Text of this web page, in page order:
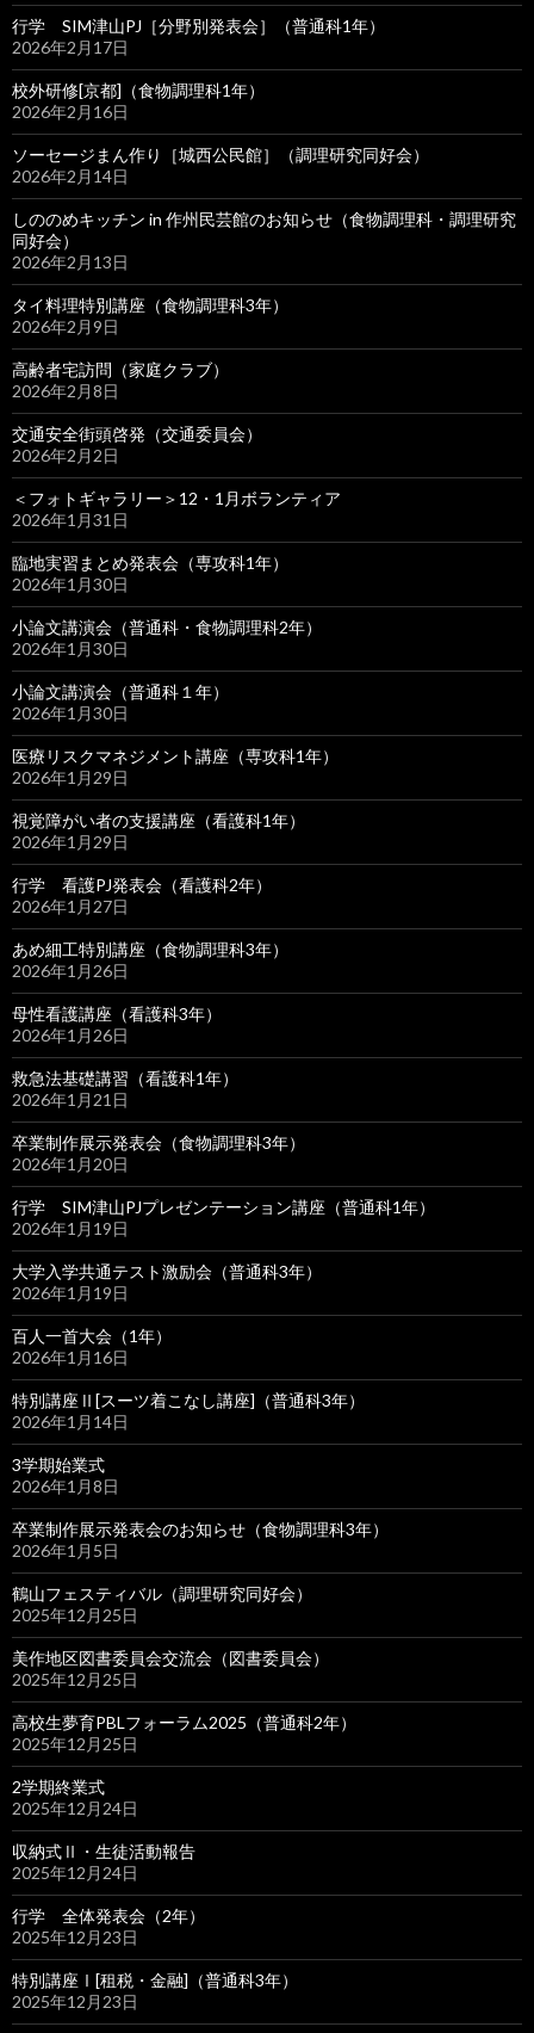
行学 SIM津山PJ［分野別発表会］（普通科1年）
2026年2月17日
校外研修[京都]（食物調理科1年）
2026年2月16日
ソーセージまん作り［城西公民館］（調理研究同好会）
2026年2月14日
しののめキッチン in 作州民芸館のお知らせ（食物調理科・調理研究
同好会）
2026年2月13日
タイ料理特別講座（食物調理科3年）
2026年2月9日
高齢者宅訪問（家庭クラブ）
2026年2月8日
交通安全街頭啓発（交通委員会）
2026年2月2日
＜フォトギャラリー＞12・1月ボランティア
2026年1月31日
臨地実習まとめ発表会（専攻科1年）
2026年1月30日
小論文講演会（普通科・食物調理科2年）
2026年1月30日
小論文講演会（普通科１年）
2026年1月30日
医療リスクマネジメント講座（専攻科1年）
2026年1月29日
視覚障がい者の支援講座（看護科1年）
2026年1月29日
行学 看護PJ発表会（看護科2年）
2026年1月27日
あめ細工特別講座（食物調理科3年）
2026年1月26日
母性看護講座（看護科3年）
2026年1月26日
救急法基礎講習（看護科1年）
2026年1月21日
卒業制作展示発表会（食物調理科3年）
2026年1月20日
行学 SIM津山PJプレゼンテーション講座（普通科1年）
2026年1月19日
大学入学共通テスト激励会（普通科3年）
2026年1月19日
百人一首大会（1年）
2026年1月16日
特別講座Ⅱ[スーツ着こなし講座]（普通科3年）
2026年1月14日
3学期始業式
2026年1月8日
卒業制作展示発表会のお知らせ（食物調理科3年）
2026年1月5日
鶴山フェスティバル（調理研究同好会）
2025年12月25日
美作地区図書委員会交流会（図書委員会）
2025年12月25日
高校生夢育PBLフォーラム2025（普通科2年）
2025年12月25日
2学期終業式
2025年12月24日
収納式Ⅱ・生徒活動報告
2025年12月24日
行学 全体発表会（2年）
2025年12月23日
特別講座Ⅰ[租税・金融]（普通科3年）
2025年12月23日